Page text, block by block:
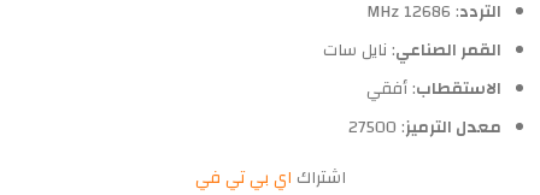
التردد: 12686 MHz
القمر الصناعي: نايل سات
الاستقطاب: أفقي
معدل الترميز: 27500
اشتراك اي بي تي في